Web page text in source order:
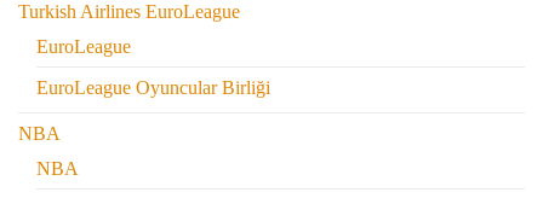
Turkish Airlines EuroLeague
EuroLeague
EuroLeague Oyuncular Birliği
NBA
NBA